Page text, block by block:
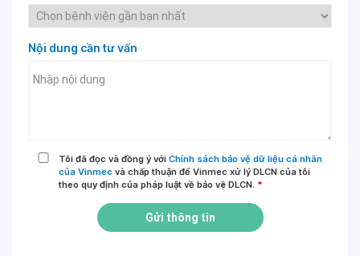
Nội dung cần tư vấn
Tôi đã đọc và đồng ý với Chính sách bảo vệ dữ liệu cá nhân
của Vinmec và chấp thuận để Vinmec xử lý DLCN của tôi
theo quy định của pháp luật về bảo vệ DLCN. *
Gửi thông tin